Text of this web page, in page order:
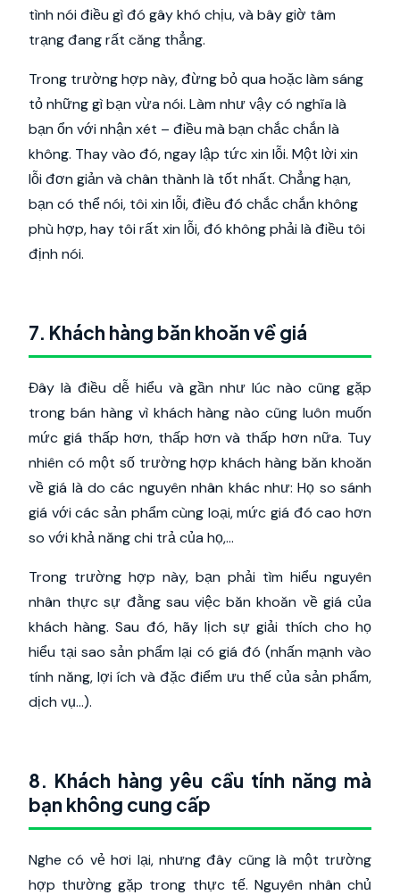
tình nói điều gì đó gây khó chịu, và bây giờ tâm
trạng đang rất căng thẳng.
Trong trường hợp này, đừng bỏ qua hoặc làm sáng
tỏ những gì bạn vừa nói. Làm như vậy có nghĩa là
bạn ổn với nhận xét – điều mà bạn chắc chắn là
không. Thay vào đó, ngay lập tức xin lỗi. Một lời xin
lỗi đơn giản và chân thành là tốt nhất. Chẳng hạn,
bạn có thể nói, tôi xin lỗi, điều đó chắc chắn không
phù hợp, hay tôi rất xin lỗi, đó không phải là điều tôi
định nói.
7. Khách hàng băn khoăn về giá
Đây là điều dễ hiểu và gần như lúc nào cũng gặp
trong bán hàng vì khách hàng nào cũng luôn muốn
mức giá thấp hơn, thấp hơn và thấp hơn nữa. Tuy
nhiên có một số trường hợp khách hàng băn khoăn
về giá là do các nguyên nhân khác như: Họ so sánh
giá với các sản phẩm cùng loại, mức giá đó cao hơn
so với khả năng chi trả của họ,...
Trong trường hợp này, bạn phải tìm hiểu nguyên
nhân thực sự đằng sau việc băn khoăn về giá của
khách hàng. Sau đó, hãy lịch sự giải thích cho họ
hiểu tại sao sản phẩm lại có giá đó (nhấn mạnh vào
tính năng, lợi ích và đặc điểm ưu thế của sản phẩm,
dịch vụ…).
8. Khách hàng yêu cầu tính năng mà
bạn không cung cấp
Nghe có vẻ hơi lại, nhưng đây cũng là một trường
hợp thường gặp trong thực tế. Nguyên nhân chủ